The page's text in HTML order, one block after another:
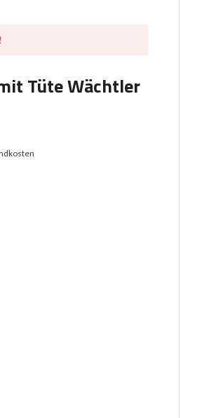
Tüte Wächtler